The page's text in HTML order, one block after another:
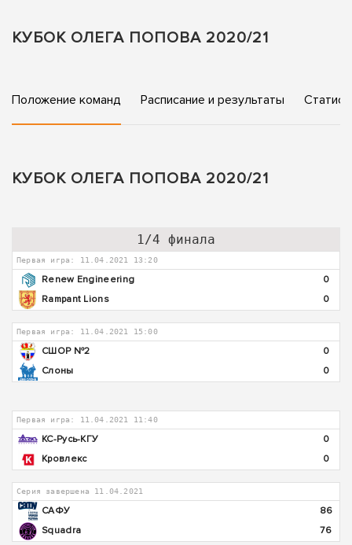
КУБОК ОЛЕГА ПОПОВА 2020/21
Положение команд Расписание и результаты
КУБОК ОЛЕГА ПОПОВА 2020/21
1/4 финала
Первая игра: 11.04.2021 13:20
Renew Engineering
0
Rampant Lions
0
Первая игра: 11.04.2021 15:00
СШОР №2
0
Слоны
0
Первая игра: 11.04.2021 11:40
КС-Русь-КГУ
0
Кровлекс
0
Серия завершена 11.04.2021
САФУ
86
Squadra
76